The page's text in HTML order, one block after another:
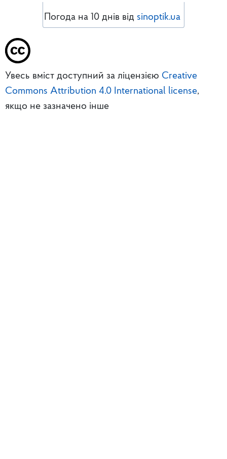
Погода на 10 днів від sinoptik.ua
Увесь вміст доступний за ліцензією Creative
Commons Attribution 4.0 International license,
якщо не зазначено інше